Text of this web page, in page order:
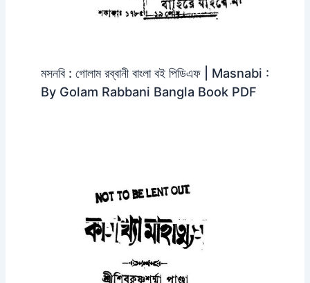
মসনবি : গোলাম রব্বানী বাংলা বই পিডিএফ | Masnabi :
By Golam Rabbani Bangla Book PDF